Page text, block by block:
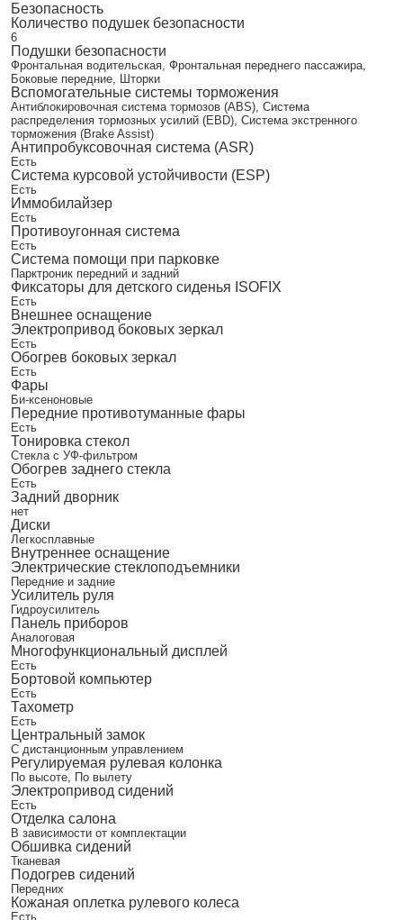
Безопасность
Количество подушек безопасности
6
Подушки безопасности
Фронтальная водительская, Фронтальная переднего пассажира,
Боковые передние, Шторки
Вспомогательные системы торможения
Антиблокировочная система тормозов (ABS), Система
распределения тормозных усилий (EBD), Система экстренного
торможения (Brake Assist)
Антипробуксовочная система (ASR)
Есть
Система курсовой устойчивости (ESP)
Есть
Иммобилайзер
Есть
Противоугонная система
Есть
Система помощи при парковке
Парктроник передний и задний
Фиксаторы для детского сиденья ISOFIX
Есть
Внешнее оснащение
Электропривод боковых зеркал
Есть
Обогрев боковых зеркал
Есть
Фары
Би-ксеноновые
Передние противотуманные фары
Есть
Тонировка стекол
Стекла с УФ-фильтром
Обогрев заднего стекла
Есть
Задний дворник
нет
Диски
Легкосплавные
Внутреннее оснащение
Электрические стеклоподъемники
Передние и задние
Усилитель руля
Гидроусилитель
Панель приборов
Аналоговая
Многофункциональный дисплей
Есть
Бортовой компьютер
Есть
Тахометр
Есть
Центральный замок
С дистанционным управлением
Регулируемая рулевая колонка
По высоте, По вылету
Электропривод сидений
Есть
Отделка салона
В зависимости от комплектации
Обшивка сидений
Тканевая
Подогрев сидений
Передних
Кожаная оплетка рулевого колеса
Есть